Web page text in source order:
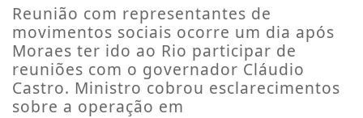
Reunião com representantes de
movimentos sociais ocorre um dia após
Moraes ter ido ao Rio participar de
reuniões com o governador Cláudio
Castro. Ministro cobrou esclarecimentos
sobre a operação em